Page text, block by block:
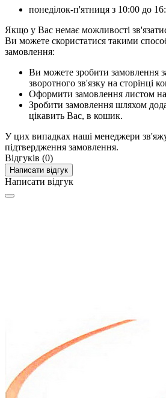
понеділок-п'ятниця з 10:00 до
Якщо у Вас немає можливості
Ви можете скористатися такими
замовлення:
Ви можете зробити замовлення
зворотного зв'язку на сторінці
Оформити замовлення листом
Зробити замовлення шляхом
цікавить Вас, в кошик.
У цих випадках наші менеджери
підтвердження замовлення.
Відгуків (0)
Написати відгук
Написати відгук